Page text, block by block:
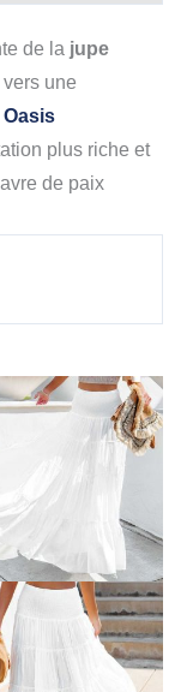
de la jupe
une
plus riche et
de paix